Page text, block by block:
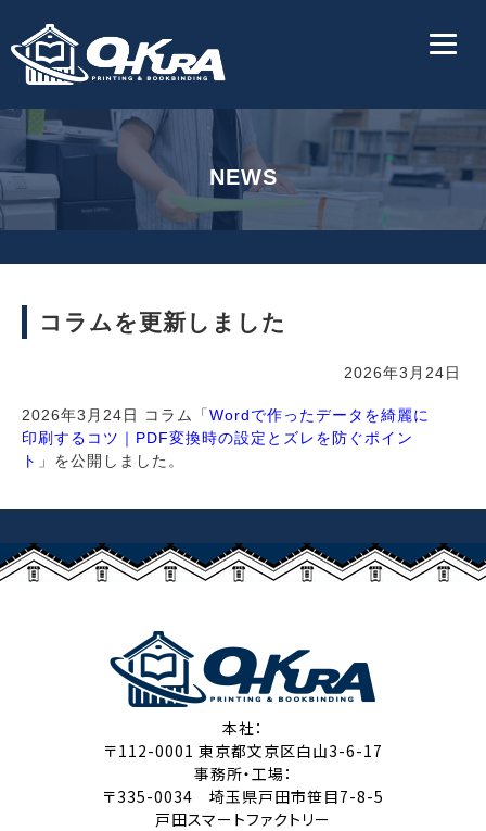
NEWS
コラムを更新しました
2026年3月24日
2026年3月24日 コラム「Wordで作ったデータを綺麗に
印刷するコツ｜PDF変換時の設定とズレを防ぐポイン
ト 」を公開しました。
本社：
〒112-0001 東京都文京区白山3-6-17
事務所・工場：
〒335-0034 埼玉県戸田市笹目7-8-5
戸田スマートファクトリー